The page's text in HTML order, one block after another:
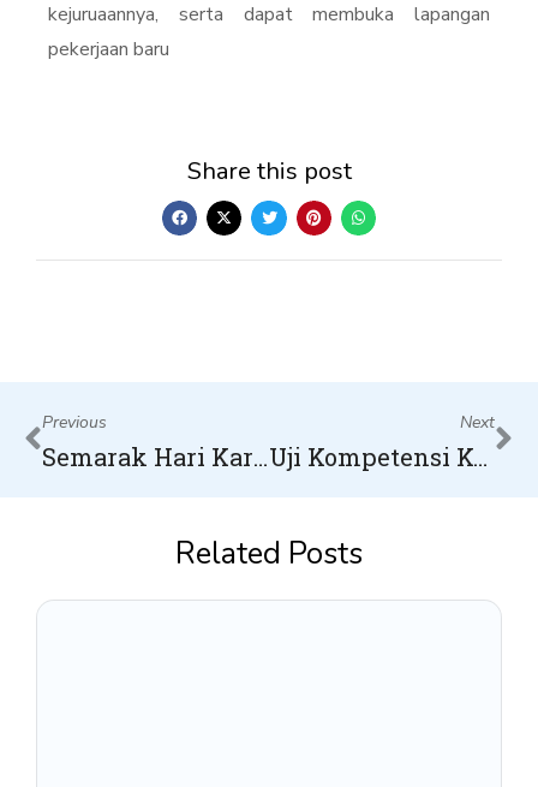
kejuruaannya, serta dapat membuka lapangan
pekerjaan baru
Share this post
Prev
Previous
Semarak Hari Kartini di Sekolah Bumitama: Penuh Keceriaan dan Semangat Kartini
Next
Uji Kompetensi Keahlian Teknik Kendaraan Ringan Otomotif : Generasi Penerus Berdaya Saing Tinggi
Related Posts